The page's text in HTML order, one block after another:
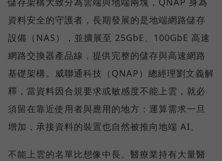
資料安全的守護者，長期發展的是地端網路儲存
設備（NAS），並擴展至 25GbE、100GbE 高速
網路交換器產品線，提供完整的儲存與高速網路
基礎架構。威聯通科技（QNAP）總經理劉文義解
釋，當資料因合規要求或敏感度不能上雲，就必
須留在靠近使用者與應用的地方；運算需求一旦
增加，承接資料的裝置也自然被推向地端 AI。
不能上雲的名單比想像中長。醫療業持有大量醫